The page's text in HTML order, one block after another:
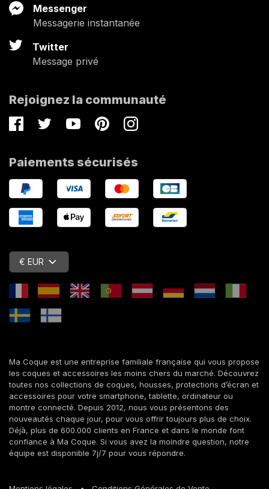
Messenger
Messagerie instantanée
Twitter
Message privé
Rejoignez la communauté
FacebookTwitterYoutubePinterestInstagram
Paiements sécurisés
€ EUR
Ma Coque est une entreprise familiale française qui vous propose
les coques et accessoires les moins chers du marché. Découvrez
toutes nos collections de coques, housses, protections d’écran et
accessoires pour votre smartphone, tablette, ordinateur ou
montre connecté. Depuis 2012, nous vous présentons des
nouveautés chaque jour, pour vous offrir toujours plus de choix.
Déjà, plus de 600.000 clients en France et dans le monde font
confiance à Ma Coque. Si vous avez la moindre question, notre
équipe est disponible 7j/7 pour vous répondre.